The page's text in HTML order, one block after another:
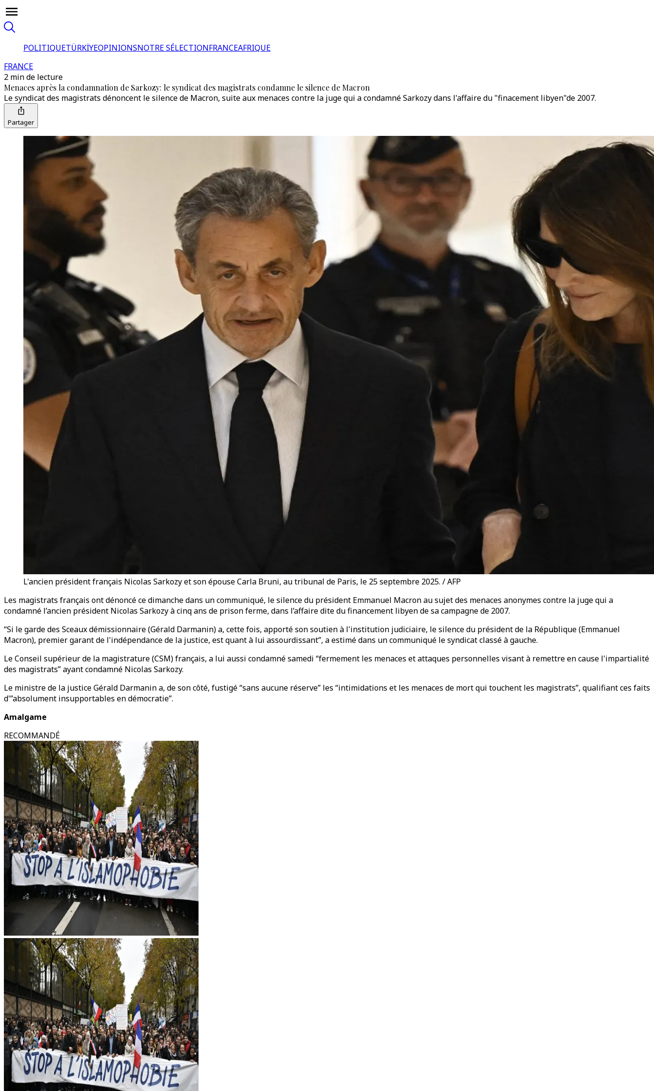
POLITIQUETÜRKİYEOPINIONSNOTRE SÉLECTIONFRANCEAFRIQUE
FRANCE
2 min de lecture
Menaces après la condamnation de Sarkozy: le syndicat des magistrats condamne le silence de Macron
Le syndicat des magistrats dénoncent le silence de Macron, suite aux menaces contre la juge qui a condamné Sarkozy dans l'affaire du "finacement libyen"de 2007.
Partager
L'ancien président français Nicolas Sarkozy et son épouse Carla Bruni, au tribunal de Paris, le 25 septembre 2025. / AFP
Les magistrats français ont dénoncé ce dimanche dans un communiqué, le silence du président Emmanuel Macron au sujet des menaces anonymes contre la juge qui a
condamné l’ancien président Nicolas Sarkozy à cinq ans de prison ferme, dans l’affaire dite du financement libyen de sa campagne de 2007.
“Si le garde des Sceaux démissionnaire (Gérald Darmanin) a, cette fois, apporté son soutien à l'institution judiciaire, le silence du président de la République (Emmanuel
Macron), premier garant de l'indépendance de la justice, est quant à lui assourdissant”, a estimé dans un communiqué le syndicat classé à gauche.
Le Conseil supérieur de la magistrature (CSM) français, a lui aussi condamné samedi “fermement les menaces et attaques personnelles visant à remettre en cause l'impartialité
des magistrats” ayant condamné Nicolas Sarkozy.
Le ministre de la justice Gérald Darmanin a, de son côté, fustigé “sans aucune réserve” les “intimidations et les menaces de mort qui touchent les magistrats”, qualifiant ces faits
d'”absolument insupportables en démocratie”.
Amalgame
RECOMMANDÉ